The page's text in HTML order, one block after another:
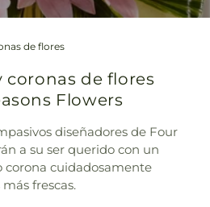
de flores
coronas de flores
Flowers
diseñadores de Four
a su ser querido con un
corona cuidadosamente
frescas.